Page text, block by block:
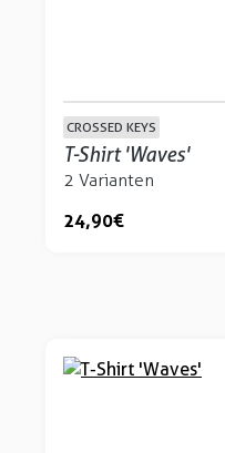
CROSSED KEYS
T-Shirt 'Waves'
2 Varianten
24,90 €